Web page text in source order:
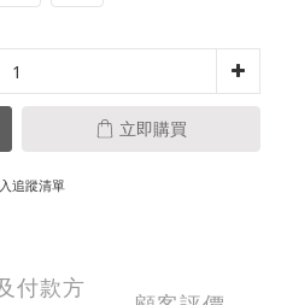
立即購買
追蹤清單
付款方